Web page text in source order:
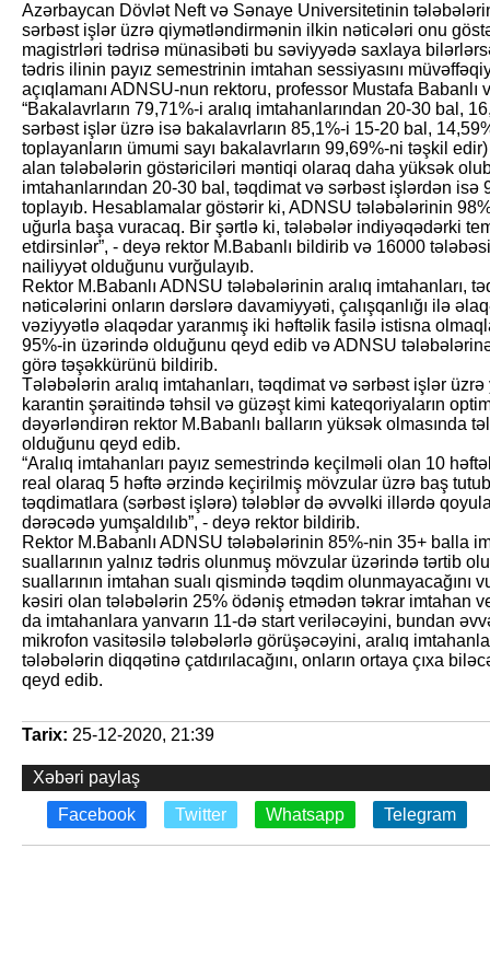
Azərbaycan Dövlət Neft və Sənaye Universitetinin
sərbəst işlər üzrə qiymətləndirmənin ilkin nəticələri onu
magistrləri tədrisə münasibəti bu səviyyədə saxlaya
tədris ilinin payız semestrinin imtahan sessiyasını
açıqlamanı ADNSU-nun rektoru, professor Mustafa Babanlı
“Bakalavrların 79,71%-i aralıq imtahanlarından 20-30 bal,
sərbəst işlər üzrə isə bakalavrların 85,1%-i 15-20 bal,
toplayanların ümumi sayı bakalavrların 99,69%-ni təşkil
alan tələbələrin göstəriciləri məntiqi olaraq daha yüksək
imtahanlarından 20-30 bal, təqdimat və sərbəst işlərdən
toplayıb. Hesablamalar göstərir ki, ADNSU tələbələrinin
uğurla başa vuracaq. Bir şərtlə ki, tələbələr indiyəqədərki
etdirsinlər”, - deyə rektor M.Babanlı bildirib və 16000
nailiyyət olduğunu vurğulayıb.
Rektor M.Babanlı ADNSU tələbələrinin aralıq imtahanları,
nəticələrini onların dərslərə davamiyyəti, çalışqanlığı ilə
vəziyyətlə əlaqədar yaranmış iki həftəlik fasilə istisna
95%-in üzərində olduğunu qeyd edib və ADNSU
görə təşəkkürünü bildirib.
Tələbələrin aralıq imtahanları, təqdimat və sərbəst işlər
karantin şəraitində təhsil və güzəşt kimi kateqoriyaların
dəyərləndirən rektor M.Babanlı balların yüksək olmasında
olduğunu qeyd edib.
“Aralıq imtahanları payız semestrində keçilməli olan 10
real olaraq 5 həftə ərzində keçirilmiş mövzular üzrə baş
təqdimatlara (sərbəst işlərə) tələblər də əvvəlki illərdə
dərəcədə yumşaldılıb”, - deyə rektor bildirib.
Rektor M.Babanlı ADNSU tələbələrinin 85%-nin 35+ balla
suallarının yalnız tədris olunmuş mövzular üzərində tərtib
suallarının imtahan sualı qismində təqdim olunmayacağını
kəsiri olan tələbələrin 25% ödəniş etmədən təkrar imtahan
da imtahanlara yanvarın 11-də start veriləcəyini, bundan
mikrofon vasitəsilə tələbələrlə görüşəcəyini, aralıq
tələbələrin diqqətinə çatdırılacağını, onların ortaya çıxa
qeyd edib.
Tarix: 25-12-2020, 21:39
Xəbəri paylaş
Facebook
Twitter Whatsapp Telegram